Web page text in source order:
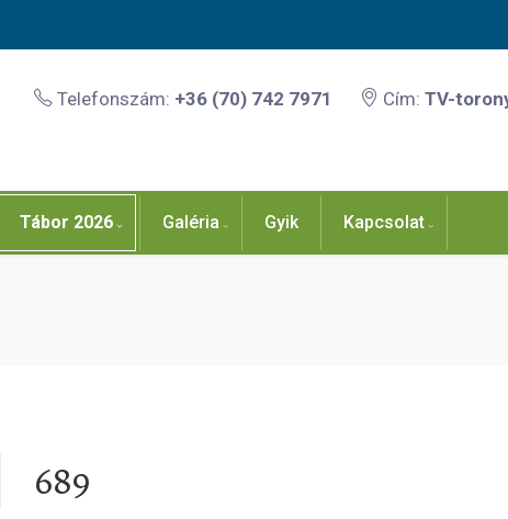
Telefonszám: +36 (70) 742 7971 Cím: TV-
Tábor 2026 Galéria Gyik Kapcsolat
689